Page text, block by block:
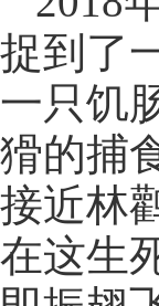
捉到了
一只饥
猾的捕
接近林
在这生